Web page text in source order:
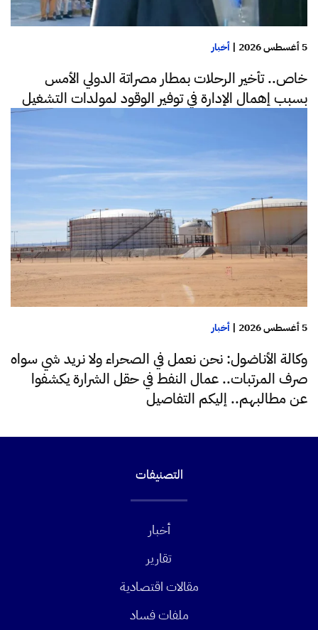
5 أغسطس 2026 | أخبار
خاص.. تأخير الرحلات بمطار مصراتة الدولي الأمس
بسبب إهمال الإدارة في توفير الوقود لمولدات التشغيل
5 أغسطس 2026 | أخبار
وكالة الأناضول: نحن نعمل في الصحراء ولا نريد شي سواه
صرف المرتبات.. عمال النفط في حقل الشرارة يكشفوا
عن مطالبهم.. إليكم التفاصيل
التصنيفات
أخبار
تقارير
مقالات اقتصادية
ملفات فساد